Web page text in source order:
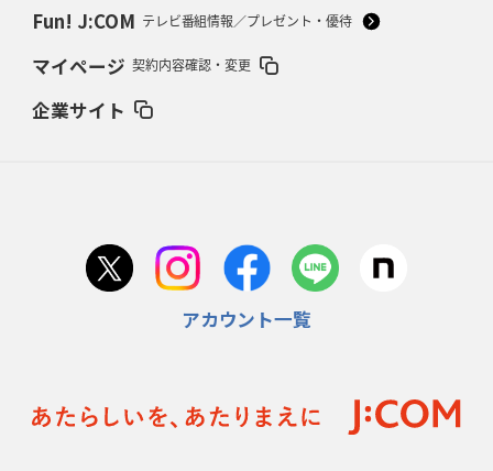
2026年2月5日(木)更新
占い方
首位スピアーズ、充実の攻撃力 「湧き出る」パスでトライ量産
2026年1月8日(木)更新
ルディケ「15番はゲームドライバ
Fun! J:COM テレビ番組情報／プレゼント・優待
マイページ 契約内容確認・変更
企業サイト
アカウント一覧